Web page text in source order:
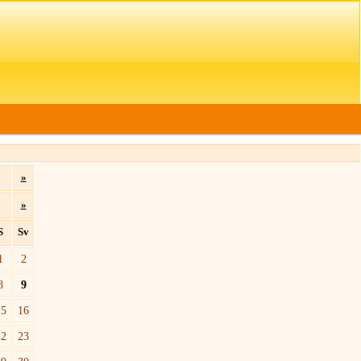
»
»
Sv
2
9
16
23